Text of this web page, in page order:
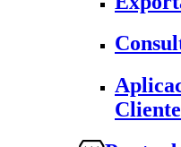
Cliente